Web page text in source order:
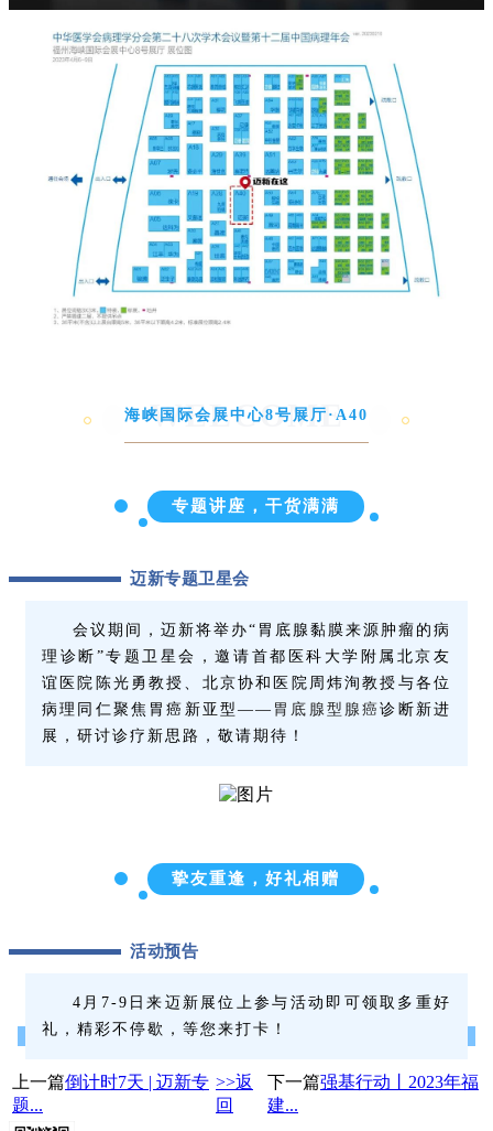
WELCOME
海峡国际会展中心8号展厅·A40
专题讲座，干货满满
迈新专题卫星会
会议期间，迈新将举办“胃底腺黏膜来源肿瘤的病
理诊断”专题卫星会，邀请首都医科大学附属北京友
谊医院陈光勇教授、北京协和医院周炜洵教授与各位
病理同仁聚焦胃癌新亚型—— 胃底腺型腺癌诊断新进
展，研讨诊疗新思路，敬请期待！
挚友重逢，好礼相赠
活动预告
4月7-9日来迈新展位上参与活动即可领取多重好
礼，精彩不停歇，等您来打卡！
上一篇倒计时7天 | 迈新专
题...
>>返
回
下一篇强基行动丨2023年福
建...